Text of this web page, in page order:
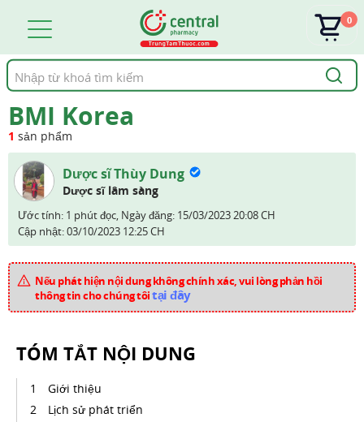
Tìm
kiếm
0
BMI Korea
1 sản phẩm
Dược sĩ Thùy Dung
Dược sĩ lâm sàng
Ước tính: 1 phút đọc, Ngày đăng: 15/03/2023 20:08 CH
Cập nhật:03/10/2023 12:25 CH
Nếu phát hiện nội dung không chính xác, vui lòng phản hồi
thông tin cho chúng tôitại đây
TÓM TẮT NỘI DUNG
Giới thiệu
Lịch sử phát triển